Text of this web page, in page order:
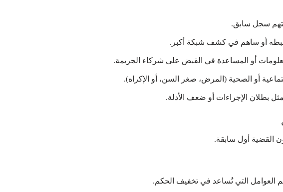
سجل سابق.
ضبطه أو ساهم في كشف شبكة أكبر.
أو المساعدة في القبض على شركاء الجريمة.
أو الصحية (المرض، صغر السن، أو الإكراه).
بطلان الإجراءات أو ضعف الأدلة.
القضية أول سابقة.
العوامل التي تُساعد في تخفيف الحكم.